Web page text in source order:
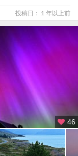
投稿日：１年以上前
46